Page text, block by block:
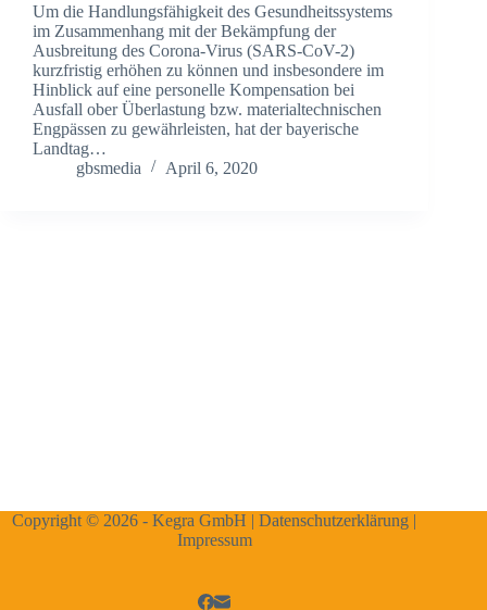
Um die Handlungsfähigkeit des Gesundheitssystems
im Zusammenhang mit der Bekämpfung der
Ausbreitung des Corona-Virus (SARS-CoV-2)
kurzfristig erhöhen zu können und insbesondere im
Hinblick auf eine personelle Kompensation bei
Ausfall ober Überlastung bzw. materialtechnischen
Engpässen zu gewährleisten, hat der bayerische
Landtag…
gbsmedia
April 6, 2020
Copyright © 2026 - Kegra GmbH |Datenschutzerklärung |
Impressum